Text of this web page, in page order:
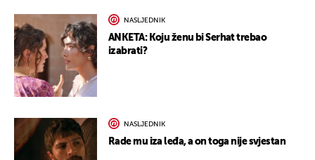
NASLJEDNIK
ANKETA: Koju ženu bi Serhat trebao
izabrati?
NASLJEDNIK
Rade mu iza leđa, a on toga nije svjestan